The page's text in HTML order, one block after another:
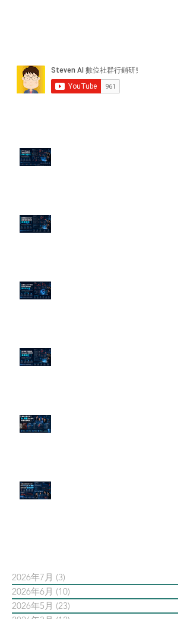
2026年7月 (3)
2026年6月 (10)
2026年5月 (23)